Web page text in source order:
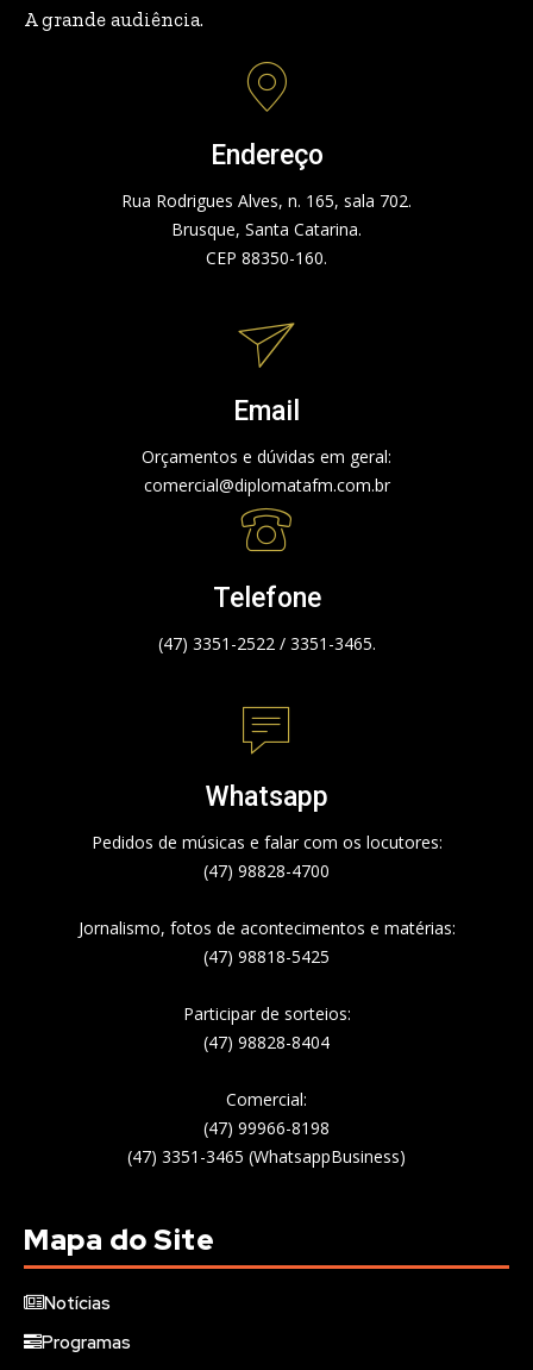
A grande audiência.
Endereço
Rua Rodrigues Alves, n. 165, sala 702.
Brusque, Santa Catarina.
CEP 88350-160.
Email
Orçamentos e dúvidas em geral:
comercial@diplomatafm.com.br
Telefone
(47) 3351-2522 / 3351-3465.
Whatsapp
Pedidos de músicas e falar com os locutores:
(47) 98828-4700
Jornalismo, fotos de acontecimentos e matérias:
(47) 98818-5425
Participar de sorteios:
(47) 98828-8404
Comercial:
(47) 99966-8198
(47) 3351-3465 (WhatsappBusiness)
Mapa do Site
Notícias
Programas